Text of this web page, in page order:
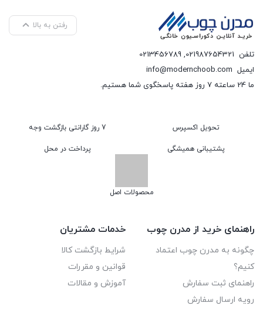
رفتن به بالا
تلفن 021987654321
,
0213456789
ایمیل info@modernchoob.com
ما 24 ساعته 7 روز هفته پاسخگوی شما هستیم.
تحویل اکسپرس 7 روز گارانتی بازگشت وجه
پشتیبانی همیشگی پرداخت در محل
محصولات اصل
راهنمای خرید از مدرن چوب
چگونه به مدرن چوب اعتماد
کنیم؟
راهنمای ثبت سفارش
رویه ارسال سفارش
خدمات مشتریان
شرایط بازگشت کالا
قوانین و مقررات
آموزش و مقالات